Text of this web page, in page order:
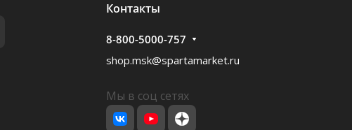
Контакты
8-800-5000-757
shop.msk@spartamarket.ru
Мы в соц сетях